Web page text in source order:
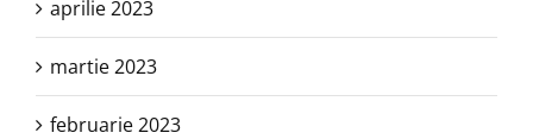
aprilie 2023
martie 2023
februarie 2023